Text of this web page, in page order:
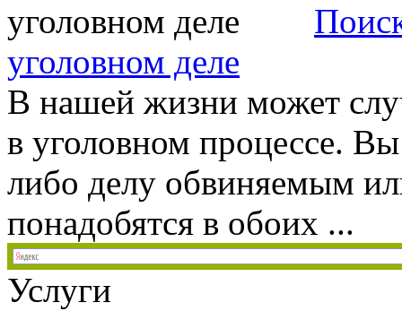
уголовном деле
В нашей жизни может
в уголовном процессе.
либо делу обвиняемым
понадобятся в обоих ...
Услуги